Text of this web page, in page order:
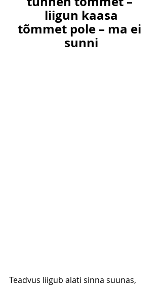
liigun kaasa
tõmmet pole – ma ei
sunni
Teadvus liigub alati sinna suunas,